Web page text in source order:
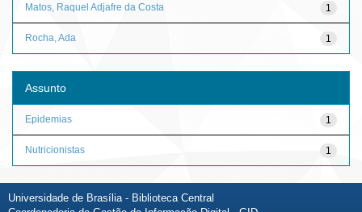
1
Matos, Raquel Adjafre da Costa
1
Rocha, Ada
Assunto
1
Epidemias
1
Nutricionistas
Universidade de Brasília - Biblioteca Central